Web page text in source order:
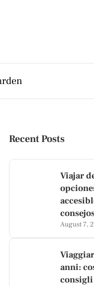
Recent Posts
Viajar
August 7,
anni: